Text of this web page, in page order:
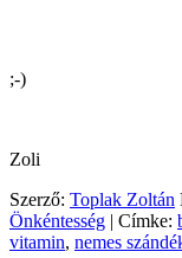
;-)
Zoli
Szerző: Toplak Zoltán
Önkéntesség | Címke:
vitamin, nemes